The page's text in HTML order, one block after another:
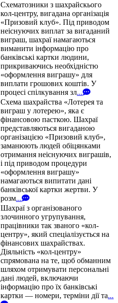
Схематозники з шахрайскього
кол-центру, вигадана організація
«Призовий клуб». Під приводом
неіснуючих виплат за вигаданий
виграш, шахраї намагаються
виманити інформацію про
банківські картки людини,
прикриваючись необхідністю
«оформлення виграшу» для
виплати грошових коштів. У
процесі спілкування зл...
Схема шахрайства «Лотерея та
виграш у лотерею», яка є
фінансовою пасткою. Шахраї
представляються вигаданою
організацією «Призовий клуб»,
заманюють людей обіцянками
отримання неіснуючих виграшів,
і під приводом процедури
«оформлення виграшу»
намагаються випитати дані
банківської картки жертви. У
розм...
Шахраї з організованого
злочинного угрупування,
працівники так званого «кол-
центру», який спеціалізується на
фінансових шахрайствах.
Діяльність «кол-центру»
спрямована на те, щоб обманним
шляхом отримувати персональні
дані людей, включаючи
інформацію про їх банківські
картки — номери, терміни дії та...